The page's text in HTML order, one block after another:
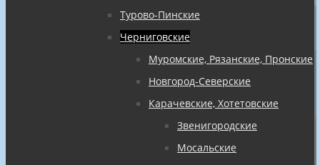
Турово-Пинские
Черниговские
Муромские, Рязанские, Пронские
Новгород-Северские
Карачевские, Хотетовские
Звенигородские
Мосальские